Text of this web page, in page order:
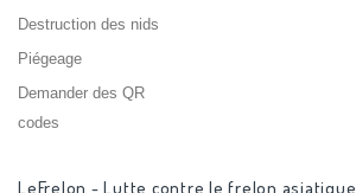
Destruction des nids
Piégeage
Demander des QR
codes
LeFrelon - Lutte contre le frelon asiatique